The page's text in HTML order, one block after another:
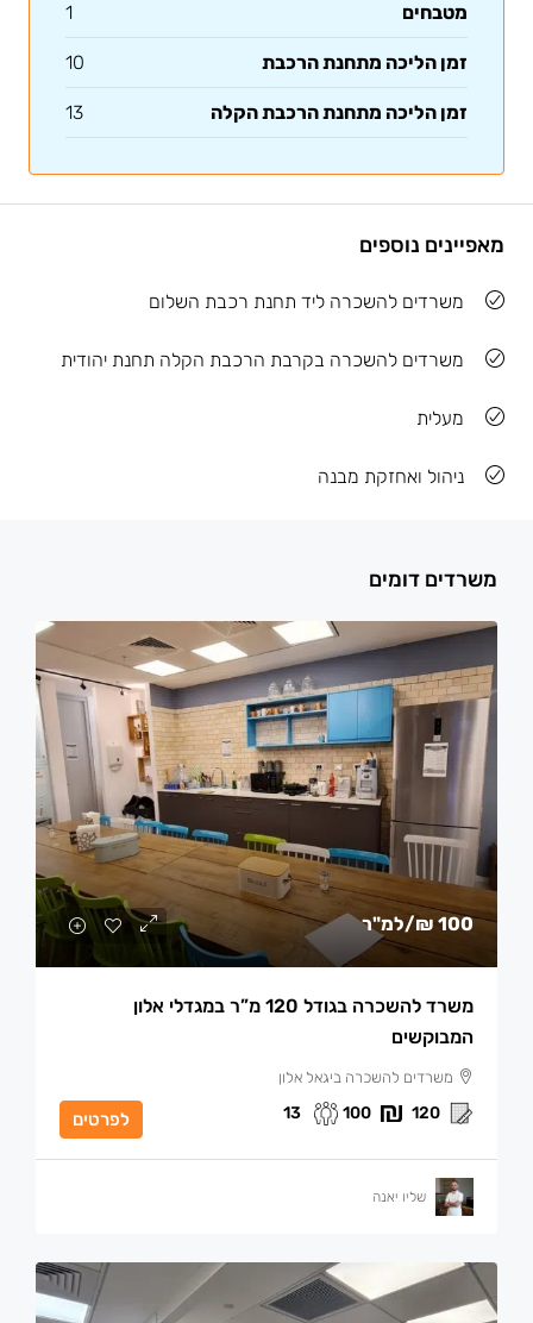
מטבחים 1
זמן הליכה מתחנת הרכבת 10
זמן הליכה מתחנת הרכבת הקלה 13
מאפיינים נוספים
משרדים להשכרה ליד תחנת רכבת השלום
משרדים להשכרה בקרבת הרכבת הקלה תחנת יהודית
מעלית
ניהול ואחזקת מבנה
משרדים דומים
100 ₪ /למ"ר
משרד להשכרה בגודל 120 מ”ר במגדלי אלון
המבוקשים
משרדים להשכרה ביגאל אלון
120
100
13 לפרטים
שליו יאנה